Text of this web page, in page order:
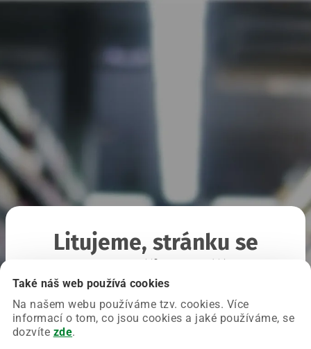
Také náš web používá cookies
Na našem webu používáme tzv. cookies. Více
informací o tom, co jsou cookies a jaké používáme, se
dozvíte zde.
Litujeme, stránku se
Chyba nastala na naší straně a už ji opravujeme.
Zkuste prosím znovu načíst požadovanou stránku.